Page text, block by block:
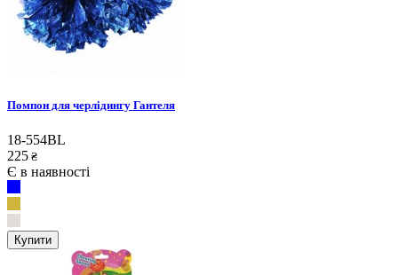
Помпон для черлідингу Гантеля
18-554BL
225 ₴
Є в наявності
Купити